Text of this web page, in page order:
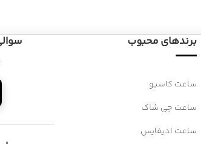
برندهای محبوب
ساعت کاسیو
ساعت جی شاک
ساعت ادیفایس